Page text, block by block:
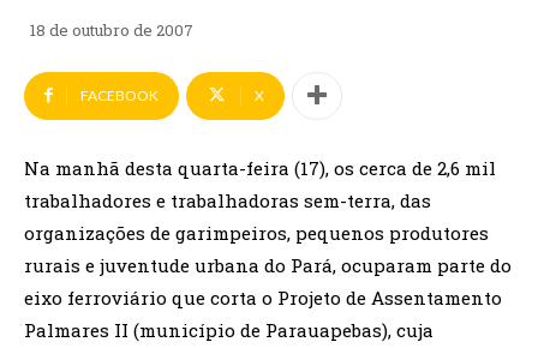
18 de outubro de 2007
FACEBOOK X
Na manhã desta quarta-feira (17), os cerca de 2,6 mil
trabalhadores e trabalhadoras sem-terra, das
organizações de garimpeiros, pequenos produtores
rurais e juventude urbana do Pará, ocuparam parte do
eixo ferroviário que corta o Projeto de Assentamento
Palmares II (município de Parauapebas), cuja